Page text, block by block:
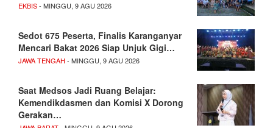
EKBIS- MINGGU, 9 AGU 2026
Sedot 675 Peserta, Finalis Karanganyar
Mencari Bakat 2026 Siap Unjuk Gigi…
JAWA TENGAH - MINGGU, 9 AGU 2026
Saat Medsos Jadi Ruang Belajar:
Kemendikdasmen dan Komisi X Dorong
Gerakan…